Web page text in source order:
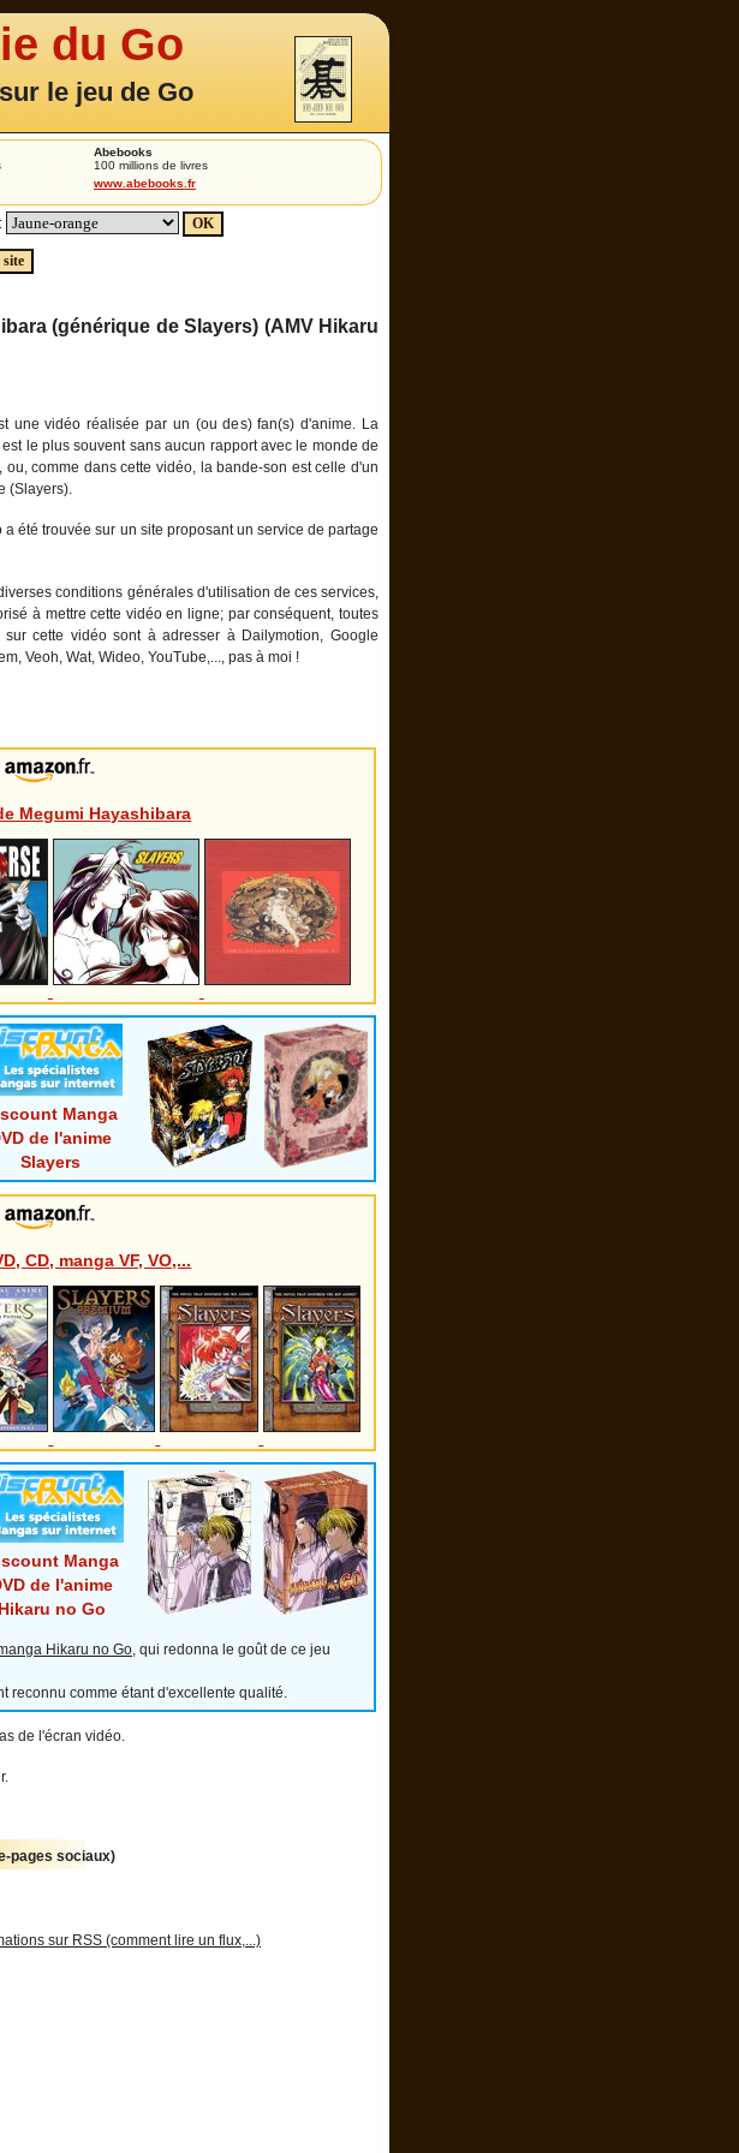
du Go
le jeu de Go
Abebooks
100 millions de livres
www.abebooks.fr
(générique de Slayers) (AMV Hikaru
une vidéo réalisée par un (ou des) fan(s) d'anime. La
le plus souvent sans aucun rapport avec le monde de
ou, comme dans cette vidéo, la bande-son est celle d'un
(Slayers).
a été trouvée sur un site proposant un service de partage
conditions générales d'utilisation de ces services,
à mettre cette vidéo en ligne; par conséquent, toutes
sur cette vidéo sont à adresser à Dailymotion, Google
Veoh, Wat, Wideo, YouTube,..., pas à moi !
Megumi Hayashibara
Manga
de l'anime
Slayers
CD, manga VF, VO,...
Manga
de l'anime
Hikaru no Go
Hikaru no Go, qui redonna le goût de ce jeu
reconnu comme étant d'excellente qualité.
de l'écran vidéo.
pages sociaux)
sur RSS (comment lire un flux,...)